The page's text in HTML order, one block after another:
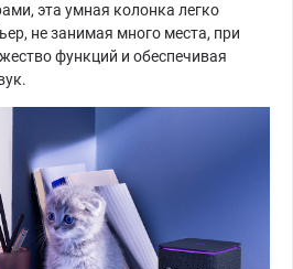
эта умная колонка легко
не занимая много места, при
функций и обеспечивая